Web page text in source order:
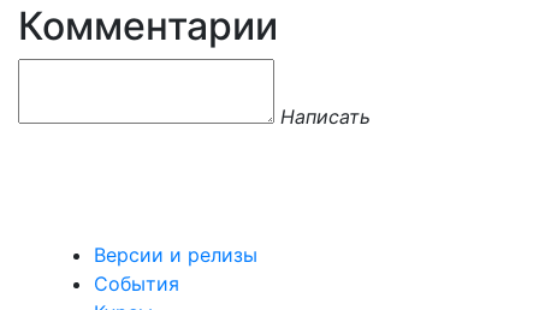
Комментарии
Написать
Версии и релизы
События